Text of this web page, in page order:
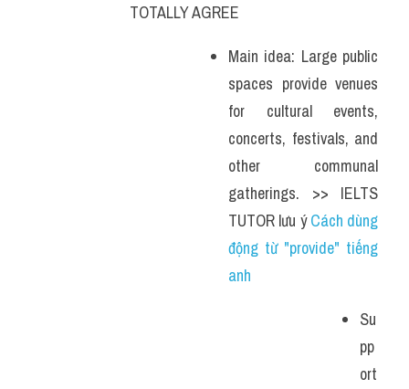
TOTALLY AGREE
Main idea: Large public
spaces provide venues
for cultural events,
concerts, festivals, and
other communal
gatherings. >> IELTS
TUTOR lưu ý Cách dùng
động từ "provide" tiếng
anh
Su
pp
ort